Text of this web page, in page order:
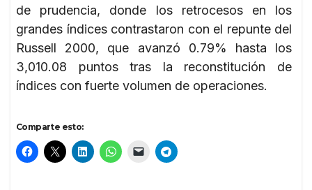
de prudencia, donde los retrocesos en los
grandes índices contrastaron con el repunte del
Russell 2000, que avanzó 0.79% hasta los
3,010.08 puntos tras la reconstitución de
índices con fuerte volumen de operaciones.
Comparte esto: